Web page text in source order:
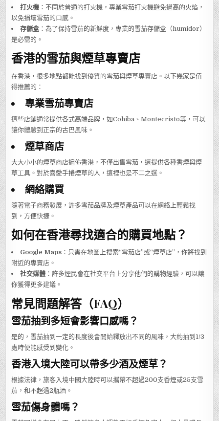
打火機 ：不同於普通的打火機，專業雪茄打火機避免過高的火焰，
以免損壞雪茄的口感。
存儲盒 ：為了保持雪茄的新鮮度，專業的雪茄存儲盒（humidor）
是必需的。
香港的雪茄與煙草專賣店
在香港，很多地點都能找到優質的雪茄與煙草專賣店。以下幾家是值
得推薦的：
專業雪茄專賣店
這些店鋪通常提供各式高端品牌，如Cohiba、Montecristo等，可以
讓你體驗到正宗的古巴風味。
煙草商店
大大小小的煙草商店遍佈香港，不僅出售雪茄，還提供各種香煙與煙
草工具。對於喜愛手捲煙草的人，這裡也是不二之選。
網絡購買
隨著電子商務發展，許多雪茄品牌及煙草產品可以在網絡上輕鬆找
到，方便快捷。
如何在香港尋找適合的購買地點？
Google Maps ：只需在地圖上搜索“雪茄店”或“煙草店”，你將找到
附近的專賣店。
社交媒體 ：許多煙民會在社交平台上分享他們的購物經驗，可以讓
你獲得更多建議。
常見問題解答（FAQ）
雪茄抽到多短會影響口感嗎？
是的，雪茄抽到一定的長度後會開始釋放出不同的風味，大約抽到1/3
處時便能感受到變化。
香港入境大陸可以帶多少酒及煙草？
根據法律，旅客入境中國大陸時可以攜帶不超過200支香煙或25支雪
茄，和不超過2瓶酒。
雪茄傷身體嗎？